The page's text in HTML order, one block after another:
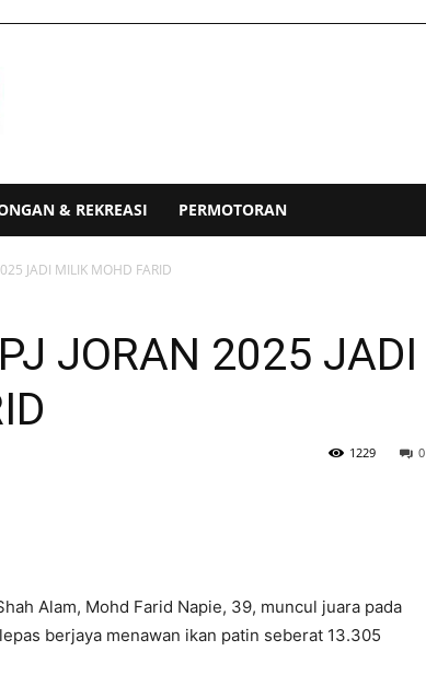
& REKREASI PERMOTORAN
JADI MILIK MOHD FARID
JORAN 2025 JADI
0
1229
Alam, Mohd Farid Napie, 39, muncul juara pada
berjaya menawan ikan patin seberat 13.305